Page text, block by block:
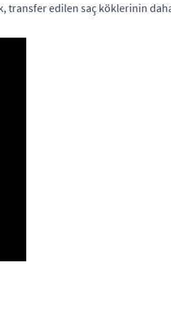
transfer edilen saç köklerinin